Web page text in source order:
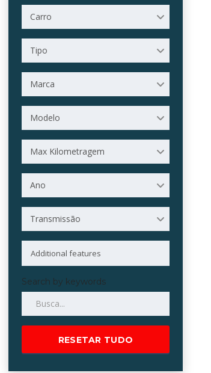
Carro
Tipo
Marca
Modelo
Max Kilometragem
Ano
Transmissão
Search by keywords
RESETAR TUDO